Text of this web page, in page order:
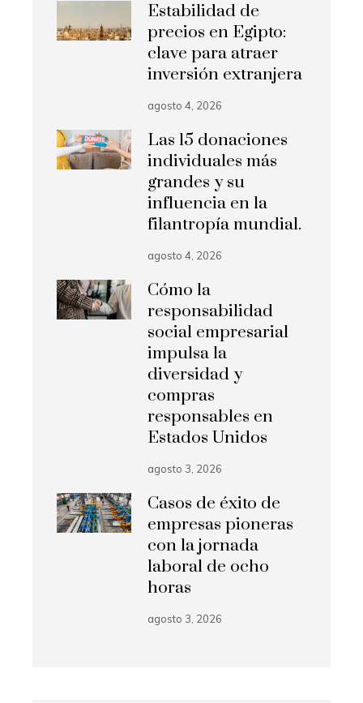
Estabilidad de
precios en Egipto:
clave para atraer
inversión extranjera
agosto 4, 2026
Las 15 donaciones
individuales más
grandes y su
influencia en la
filantropía mundial.
agosto 4, 2026
Cómo la
responsabilidad
social empresarial
impulsa la
diversidad y
compras
responsables en
Estados Unidos
agosto 3, 2026
Casos de éxito de
empresas pioneras
con la jornada
laboral de ocho
horas
agosto 3, 2026